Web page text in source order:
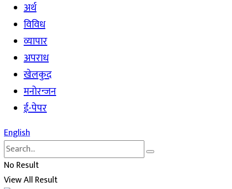
अर्थ
विविध
व्यापार
अपराध
खेलकुद
मनोरन्जन
ई-पेपर
English
No Result
View All Result